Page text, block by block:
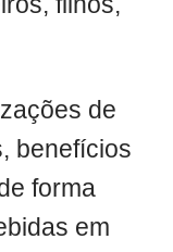
de
benefícios
forma
em